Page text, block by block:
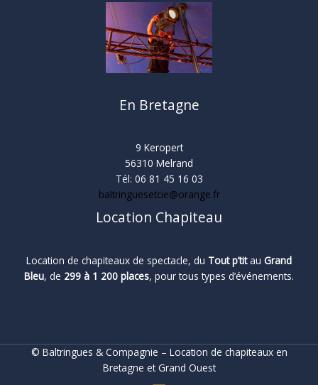
En Bretagne
9 Keropert
56310 Melrand
Tél: 06 81 45 16 03
baltringuesetcie@orange.fr
Location Chapiteau
Location de chapiteaux de spectacle, du Tout p’titau Grand
Bleu, de 299 à 1 200 places, pour tous types d’événements.
© Baltringues & Compagnie – Location de chapiteaux en
Bretagne et Grand Ouest